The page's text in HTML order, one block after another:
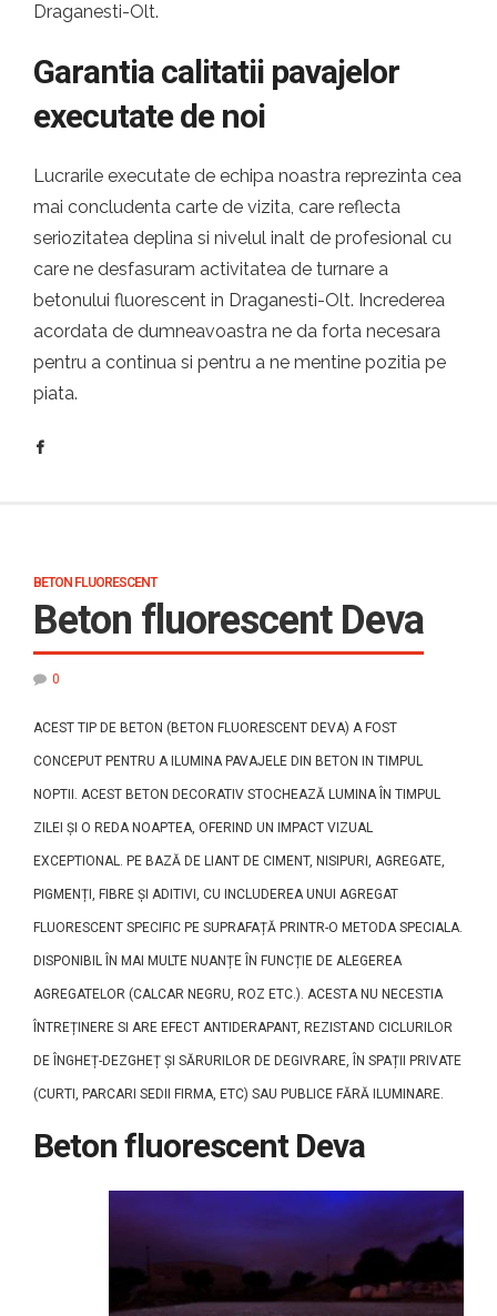
Draganesti-Olt.
Garantia calitatii pavajelor
executate de noi
Lucrarile executate de echipa noastra reprezinta cea
mai concludenta carte de vizita, care reflecta
seriozitatea deplina si nivelul inalt de profesional cu
care ne desfasuram activitatea de turnare a
betonului fluorescent in Draganesti-Olt. Increderea
acordata de dumneavoastra ne da forta necesara
pentru a continua si pentru a ne mentine pozitia pe
piata.
BETON FLUORESCENT
Beton fluorescent Deva
0
ACEST TIP DE BETON (BETON FLUORESCENT DEVA) A FOST
CONCEPUT PENTRU A ILUMINA PAVAJELE DIN BETON IN TIMPUL
NOPTII. ACEST BETON DECORATIV STOCHEAZĂ LUMINA ÎN TIMPUL
ZILEI ȘI O REDA NOAPTEA, OFERIND UN IMPACT VIZUAL
EXCEPTIONAL. PE BAZĂ DE LIANT DE CIMENT, NISIPURI, AGREGATE,
PIGMENȚI, FIBRE ȘI ADITIVI, CU INCLUDEREA UNUI AGREGAT
FLUORESCENT SPECIFIC PE SUPRAFAȚĂ PRINTR-O METODA SPECIALA.
DISPONIBIL ÎN MAI MULTE NUANȚE ÎN FUNCȚIE DE ALEGEREA
AGREGATELOR (CALCAR NEGRU, ROZ ETC.). ACESTA NU NECESTIA
ÎNTREȚINERE SI ARE EFECT ANTIDERAPANT, REZISTAND CICLURILOR
DE ÎNGHEȚ-DEZGHEȚ ȘI SĂRURILOR DE DEGIVRARE, ÎN SPAȚII PRIVATE
(CURTI, PARCARI SEDII FIRMA, ETC) SAU PUBLICE FĂRĂ ILUMINARE.
Beton fluorescent Deva